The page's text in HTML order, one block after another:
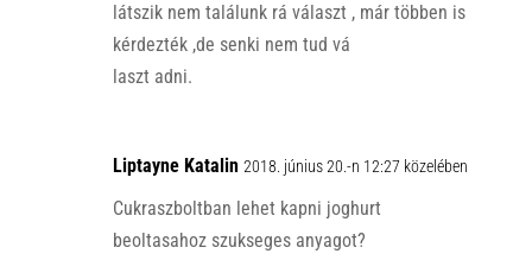
látszik nem találunk rá választ , már többen is
kérdezték ,de senki nem tud vá
laszt adni.
Liptayne Katalin 2018. június 20.-n 12:27 közelében
Cukraszboltban lehet kapni joghurt
beoltasahoz szukseges anyagot?